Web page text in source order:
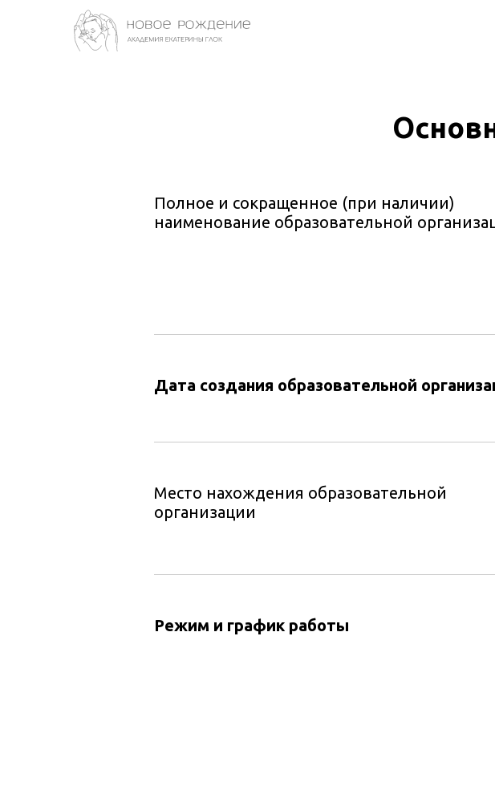
Полное и сокращенное (при наличии)
наименование образовательной
Дата создания образовательной
Место нахождения образовательной
организации
Режим и график работы